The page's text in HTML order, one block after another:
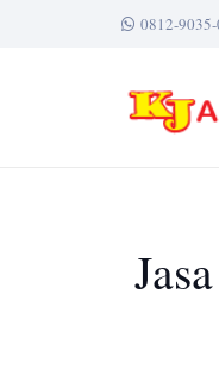
0812-